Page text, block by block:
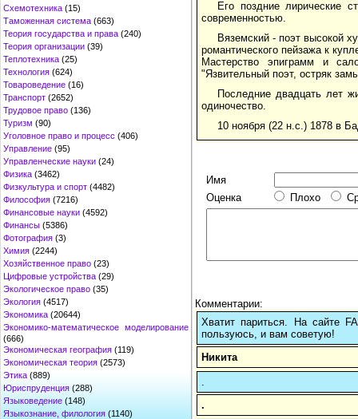
Схемотехника (15)
Таможенная система (663)
Теория государства и права (240)
Теория организации (39)
Теплотехника (25)
Технология (624)
Товароведение (16)
Транспорт (2652)
Трудовое право (136)
Туризм (90)
Уголовное право и процесс (406)
Управление (95)
Управленческие науки (24)
Физика (3462)
Физкультура и спорт (4482)
Философия (7216)
Финансовые науки (4592)
Финансы (5386)
Фотография (3)
Химия (2244)
Хозяйственное право (23)
Цифровые устройства (29)
Экологическое право (35)
Экология (4517)
Экономика (20644)
Экономико-математическое моделирование
(666)
Экономическая география (119)
Экономическая теория (2573)
Этика (889)
Юриспруденция (288)
Языковедение (148)
Языкознание, филология (1140)
Его поздние лирические
современностью.
Вяземский - поэт высокой
романтического пейзажа к
Мастерство эпиграмм и
"Язвительный поэт, остряк
Последние двадцать лет
одиночество.
10 ноября (22 н.с.) 1878 в
Имя
Оценка
Плохо
Комментарии:
Хватит париться. На сайте
пользуюсь, и вам советую!
Никита
.